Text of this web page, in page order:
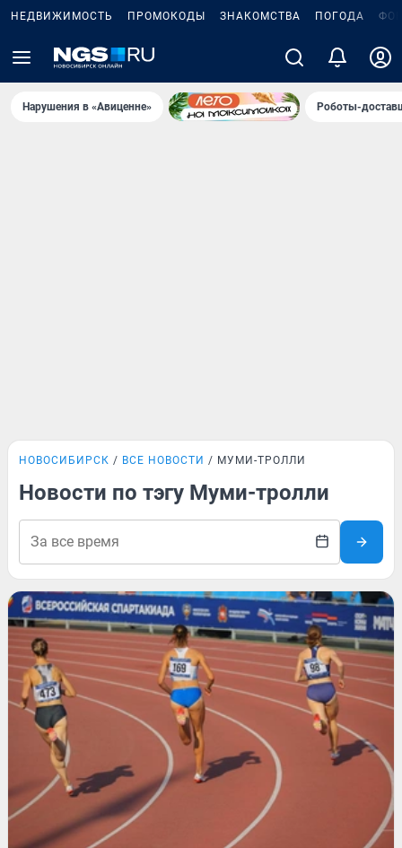
НЕДВИЖИМОСТЬ ПРОМОКОДЫ ЗНАКОМСТВА ПОГОДА
Нарушения в «Авиценне» Роботы-
НОВОСИБИРСК ВСЕ НОВОСТИ МУМИ-ТРОЛЛИ
Новости по тэгу Муми-тролли